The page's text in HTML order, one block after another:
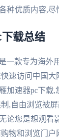
种优质内容,尽
载总结
一款专为海外
速访问中国大
加速器pc下载,
,自由浏览被
论您是想观看
物和浏览门户